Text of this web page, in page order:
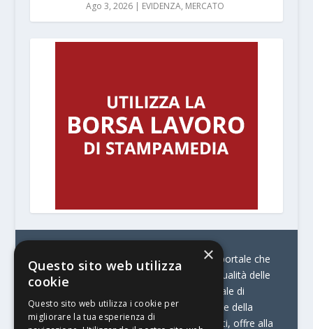
Ago 3, 2026| EVIDENZA, MERCATO
© Stratego Group –
stampamedia.net è il portale che
racconta le innovazioni tecnologiche e l’attualità delle
aziende di stampa e di converting. È il portale di
riferimento per chi opera in Italia nel settore della
comunicazione stampata. Oltre ai contenuti, offre alla
×
Questo sito web utilizza
cookie
Questo sito web utilizza i cookie per
migliorare la tua esperienza di